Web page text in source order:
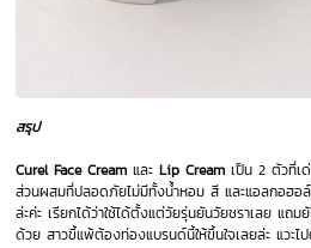
สรุป
Curel Face Cream และLip Cream เป็น 2 ตัวที่เ
ส่วนผสมที่ปลอดภัยไม่มีทั้งน้ำหอม สี และแอลกอฮอ
ล่ะค่ะ เรียกได้ว่าใช้ได้ตั้งแต่วัยรุ่นยันวัยชราเลย แถ
ด้วย สาวขี้แพ้ต้องท่องแบรนด์นี้ให้ขึ้นใจเลยล่ะ แวะไ